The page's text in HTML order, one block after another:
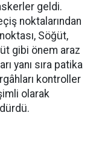
geldi.
noktalarından
Söğüt,
gibi önem araz
yanı sıra patika
kontroller
olarak